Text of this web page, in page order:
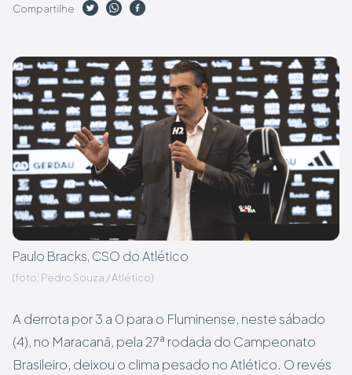
Compartilhe
Paulo Bracks, CSO do Atlético
(foto: Pedro Souza / Atlético)
A derrota por 3 a 0 para o Fluminense, neste sábado
(4), no Maracanã, pela 27ª rodada do Campeonato
Brasileiro, deixou o clima pesado no Atlético. O revés